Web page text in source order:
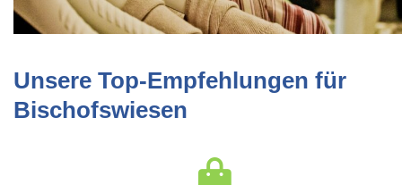
Unsere Top-Empfehlungen für
Bischofswiesen